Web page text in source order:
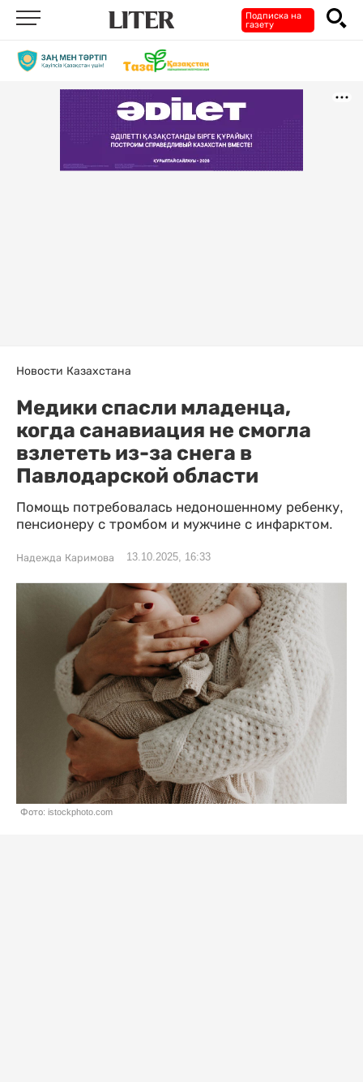
Подписка на
газету
Новости Казахстана
Медики спасли младенца,
когда санавиация не смогла
взлететь из-за снега в
Павлодарской области
Помощь потребовалась недоношенному ребенку,
пенсионеру с тромбом и мужчине с инфарктом.
Надежда Каримова 13.10.2025, 16:33
Фото: istockphoto.com